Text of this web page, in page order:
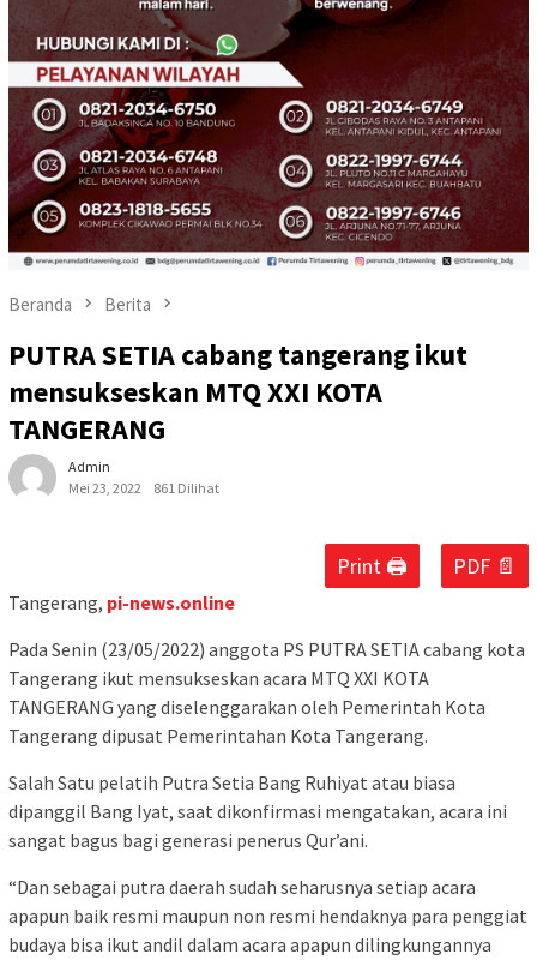
Beranda Berita
PUTRA SETIA cabang tangerang ikut
mensukseskan MTQ XXI KOTA
TANGERANG
Admin
Mei 23, 2022
861 Dilihat
Print 🖨 PDF 📄
Tangerang, pi-news.online
Pada Senin (23/05/2022) anggota PS PUTRA SETIA cabang kota
Tangerang ikut mensukseskan acara MTQ XXI KOTA
TANGERANG yang diselenggarakan oleh Pemerintah Kota
Tangerang dipusat Pemerintahan Kota Tangerang.
Salah Satu pelatih Putra Setia Bang Ruhiyat atau biasa
dipanggil Bang Iyat, saat dikonfirmasi mengatakan, acara ini
sangat bagus bagi generasi penerus Qur’ani.
“Dan sebagai putra daerah sudah seharusnya setiap acara
apapun baik resmi maupun non resmi hendaknya para penggiat
budaya bisa ikut andil dalam acara apapun dilingkungannya